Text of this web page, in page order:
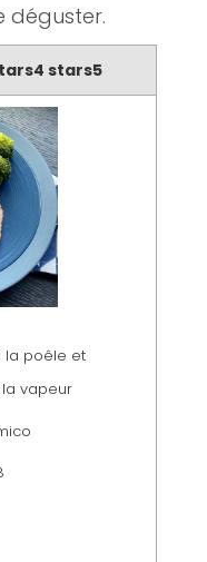
déguster.
4 stars5
la poêle et
vapeur